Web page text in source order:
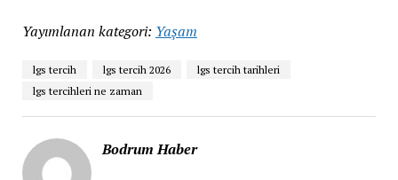
Yayımlanan kategori: Yaşam
lgs tercih lgs tercih 2026
lgs tercih tarihleri
lgs tercihleri ne zaman
Bodrum Haber